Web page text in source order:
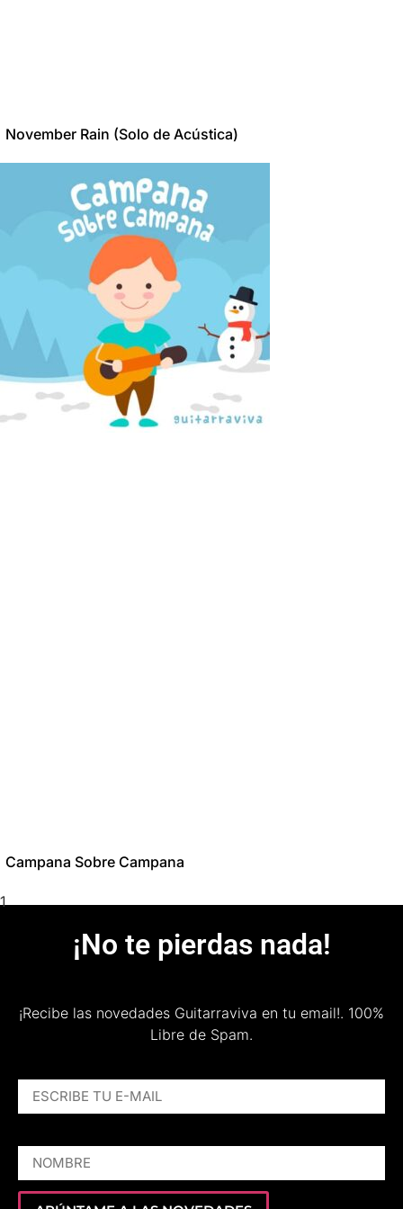
November Rain (Solo de Acústica)
Campana Sobre Campana
¡No te pierdas nada!
¡Recibe las novedades Guitarraviva en tu email!. 100%
Libre de Spam.